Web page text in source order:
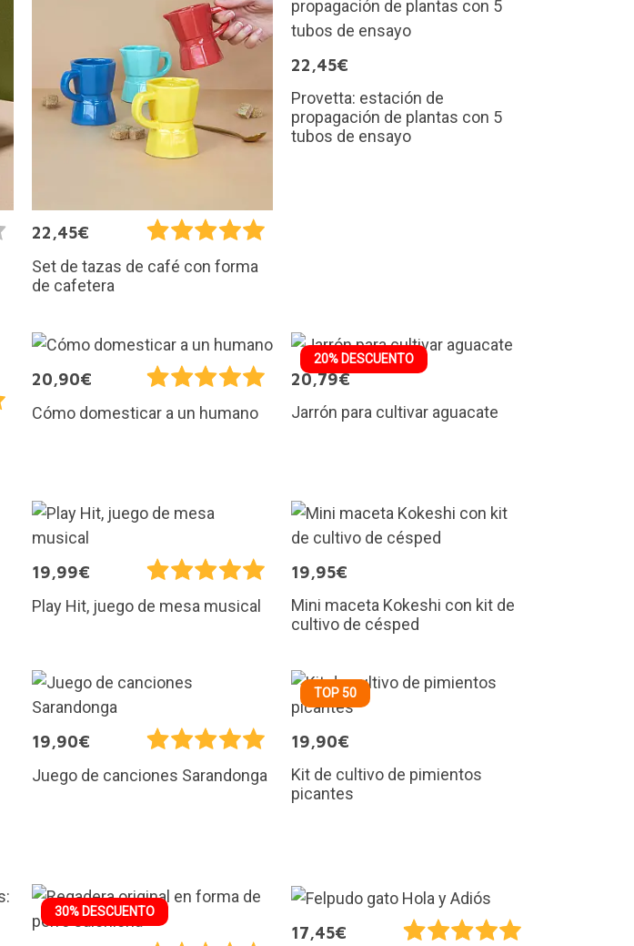
22,45€
Set de tazas de café con forma
de cafetera
22,45€
Provetta: estación de
propagación de plantas con 5
tubos de ensayo
20,90€
Cómo domesticar a un humano
20% DESCUENTO
20,79€
Jarrón para cultivar aguacate
19,99€
Play Hit, juego de mesa musical
19,95€
Mini maceta Kokeshi con kit de
cultivo de césped
19,90€
Juego de canciones Sarandonga
TOP 50
19,90€
Kit de cultivo de pimientos
picantes
30% DESCUENTO
17,45€